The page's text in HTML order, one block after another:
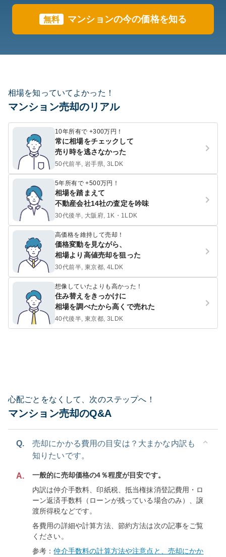
無料 マンションの今の価格を知る
相場を知っていてよかった！
マンション売却のリアル
10年所有で +300万円！
常に相場をチェックして
売り時を逃さなかった
50代前半, 岩手県, 3LDK
5年所有で +500万円！
相場を踏まえて
不動産会社14社の査定を吟味
30代後半, 大阪府, 1K・1LDK
高価格を維持して売却！
価格変動を見ながら、
相場より高値売却を狙った
30代前半, 東京都, 4LDK
想像していたよりも高かった！
住み替えをきっかけに
相場を調べたから高くで売れた
40代後半, 東京都, 3LDK
心配ごとをなくして、次のステップへ！
マンション売却のQ&A
Q.
売却にかかる費用の目安は？大まかな内訳も
知りたいです。
A.
一般的に売却価格の4％程度が目安です。
内訳は仲介手数料、印紙税、抵当権抹消登記費用・ロ
ーン返済手数料（ローンが残っている場合のみ）、譲
渡所得税などです。
各費用の詳細や計算方法、節約方法は次の記事をご覧
ください。
参考：仲介手数料の計算方法や注意点と、売却にかか